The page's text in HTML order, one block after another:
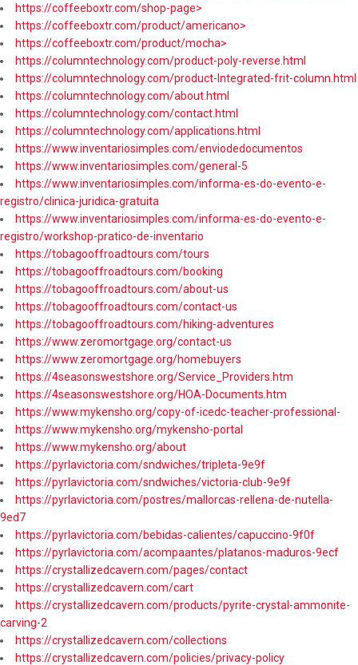
https://coffeeboxtr.com/shop-page>
https://coffeeboxtr.com/product/americano>
https://coffeeboxtr.com/product/mocha>
https://columntechnology.com/product-poly-reverse.html
https://columntechnology.com/product-Integrated-frit-column.html
https://columntechnology.com/about.html
https://columntechnology.com/contact.html
https://columntechnology.com/applications.html
https://www.inventariosimples.com/enviodedocumentos
https://www.inventariosimples.com/general-5
https://www.inventariosimples.com/informa-es-do-evento-e-
registro/clinica-juridica-gratuita
https://www.inventariosimples.com/informa-es-do-evento-e-
registro/workshop-pratico-de-inventario
https://tobagooffroadtours.com/tours
https://tobagooffroadtours.com/booking
https://tobagooffroadtours.com/about-us
https://tobagooffroadtours.com/contact-us
https://tobagooffroadtours.com/hiking-adventures
https://www.zeromortgage.org/contact-us
https://www.zeromortgage.org/homebuyers
https://4seasonswestshore.org/Service_Providers.htm
https://4seasonswestshore.org/HOA-Documents.htm
https://www.mykensho.org/copy-of-icedc-teacher-professional-
https://www.mykensho.org/mykensho-portal
https://www.mykensho.org/about
https://pyrlavictoria.com/sndwiches/tripleta-9e9f
https://pyrlavictoria.com/sndwiches/victoria-club-9e9f
https://pyrlavictoria.com/postres/mallorcas-rellena-de-nutella-
9ed7
https://pyrlavictoria.com/bebidas-calientes/capuccino-9f0f
https://pyrlavictoria.com/acompaantes/platanos-maduros-9ecf
https://crystallizedcavern.com/pages/contact
https://crystallizedcavern.com/cart
https://crystallizedcavern.com/products/pyrite-crystal-ammonite-
carving-2
https://crystallizedcavern.com/collections
https://crystallizedcavern.com/policies/privacy-policy